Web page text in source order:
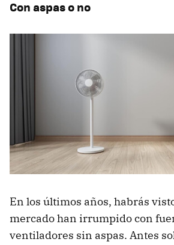
Con aspas o no
En los últimos años, habrás
mercado han irrumpido con
ventiladores sin aspas. Antes